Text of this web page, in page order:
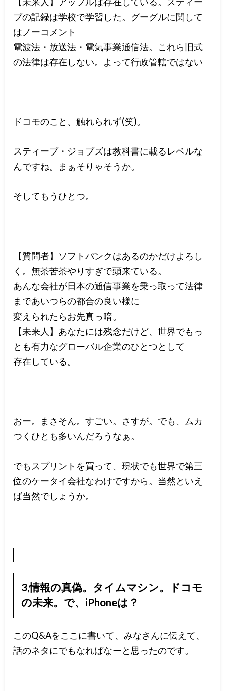
ブの記録は学校で学習した。グーグルに関して
はノーコメント
電波法・放送法・電気事業通信法。これら旧式
の法律は存在しない。よって行政管轄ではない
ドコモのこと、触れられず(笑)。
スティーブ・ジョブズは教科書に載るレベルな
んですね。まぁそりゃそうか。
そしてもうひとつ。
【質問者】ソフトバンクはあるのかだけよろし
く。無茶苦茶やりすぎで頭来ている。
あんな会社が日本の通信事業を乗っ取って法律
まであいつらの都合の良い様に
変えられたらお先真っ暗。
【未来人】あなたには残念だけど、世界でもっ
とも有力なグローバル企業のひとつとして
存在している。
おー。まさそん。すごい。さすが。でも、ムカ
つくひとも多いんだろうなぁ。
でもスプリントを買って、現状でも世界で第三
位のケータイ会社なわけですから。当然といえ
ば当然でしょうか。
3,情報の真偽。タイムマシン。ドコモ
の未来。で、iPhoneは？
このQ&Aをここに書いて、みなさんに伝えて、
話のネタにでもなればなーと思ったのです。